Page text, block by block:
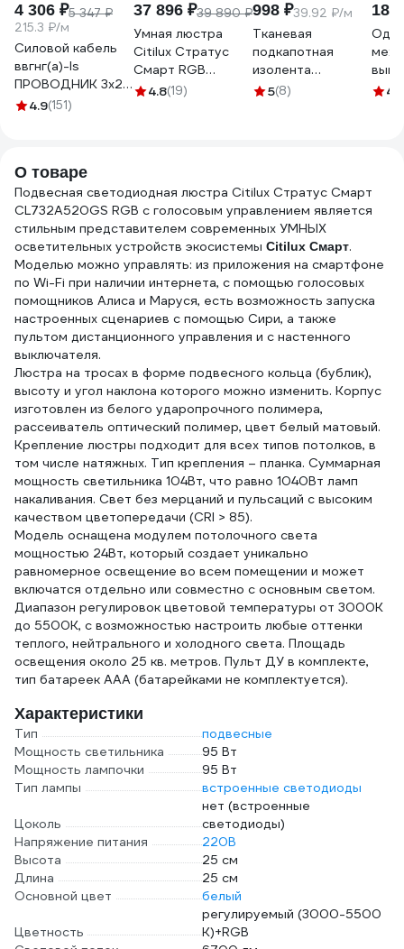
4 306 ₽5 347 ₽
215.3 ₽/м
Силовой кабель
ввгнг(a)-ls
ПРОВОДНИК 3x2.5
мм2, 20м
4.9(151)
37 896 ₽39 890 ₽
Умная люстра
Citilux Стратус
Смарт RGB
CL732A800G
4.8(19)
998 ₽39.92 ₽/м
Тканевая
подкапотная
изолента
Terminator Izt
5(8)
185
4.9
О товаре
Подвесная светодиодная люстра Citilux Стратус Смарт
CL732A520GS RGB с голосовым управлением является
стильным представителем современных УМНЫХ
осветительных устройств экосистемы Citilux Смарт.
Моделью можно управлять: из приложения на смартфоне
по Wi-Fi при наличии интернета, с помощью голосовых
помощников Алиса и Маруся, есть возможность запуска
настроенных сценариев с помощью Сири, а также
пультом дистанционного управления и с настенного
выключателя.
Люстра на тросах в форме подвесного кольца (бублик),
высоту и угол наклона которого можно изменить. Корпус
изготовлен из белого ударопрочного полимера,
рассеиватель оптический полимер, цвет белый матовый.
Крепление люстры подходит для всех типов потолков, в
том числе натяжных. Тип крепления – планка. Суммарная
мощность светильника 104Вт, что равно 1040Вт ламп
накаливания. Свет без мерцаний и пульсаций с высоким
качеством цветопередачи (CRI > 85).
Модель оснащена модулем потолочного света
мощностью 24Вт, который создает уникально
равномерное освещение во всем помещении и может
включатся отдельно или совместно с основным светом.
Диапазон регулировок цветовой температуры от 3000К
до 5500К, с возможностью настроить любые оттенки
теплого, нейтрального и холодного света. Площадь
освещения около 25 кв. метров. Пульт ДУ в комплекте,
тип батареек ААА (батарейками не комплектуется).
Характеристики
Тип
подвесные
Мощность светильника
95 Вт
Мощность лампочки
95 Вт
Тип лампы
встроенные светодиоды
Цоколь
нет (встроенные
светодиоды)
Напряжение питания
220В
Высота
25 см
Длина
25 см
Основной цвет
белый
Цветность
регулируемый (3000-5500
К)+RGB